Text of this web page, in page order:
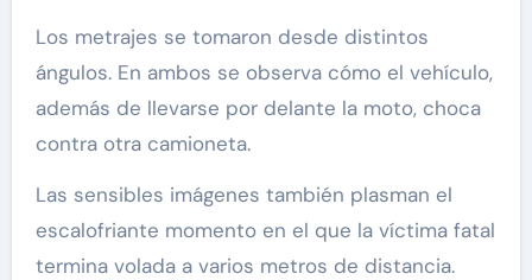
Los metrajes se tomaron desde distintos
ángulos. En ambos se observa cómo el vehículo,
además de llevarse por delante la moto, choca
contra otra camioneta.
Las sensibles imágenes también plasman el
escalofriante momento en el que la víctima fatal
termina volada a varios metros de distancia.